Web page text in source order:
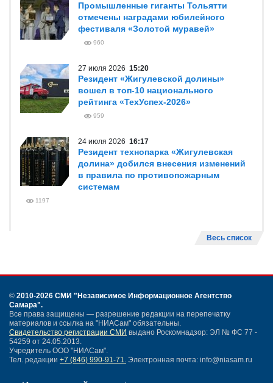
Промышленные гиганты Тольятти
отмечены наградами юбилейного
фестиваля «Золотой муравей»
960
27 июля 2026 15:20
Резидент «Жигулевской долины»
вошел в топ-10 национального
рейтинга «ТехУспех-2026»
959
24 июля 2026 16:17
Резидент технопарка «Жигулевская
долина» добился внесения изменений
в правила по противопожарным
системам
1197
Весь список
© 2010-2026 СМИ "Независимое Информационное Агентство
Самара".
Все права защищены — разрешение редакции на перепечатку
материалов и ссылка на "НИАСам" обязательны.
Свидетельство регистрации СМИ выдано Роскомнадзор: ЭЛ № ФС 77 -
54259 от 24.05.2013.
Учредитель ООО "НИАСам".
Тел. редакции +7 (846) 990-91-71. Электронная почта: info@niasam.ru